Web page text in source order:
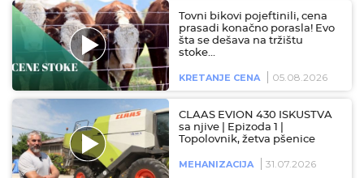
Tovni bikovi pojeftinili, cena
prasadi konačno porasla! Evo
šta se dešava na tržištu
stoke…
KRETANJE CENA 05.08.2026
CLAAS EVION 430 ISKUSTVA
sa njive | Epizoda 1 |
Topolovnik, žetva pšenice
MEHANIZACIJA 31.07.2026